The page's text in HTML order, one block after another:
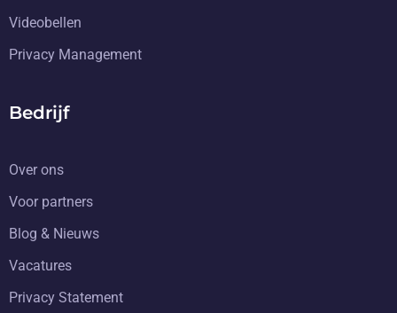
Videobellen
Privacy Management
Bedrijf
Over ons
Voor partners
Blog & Nieuws
Vacatures
Privacy Statement